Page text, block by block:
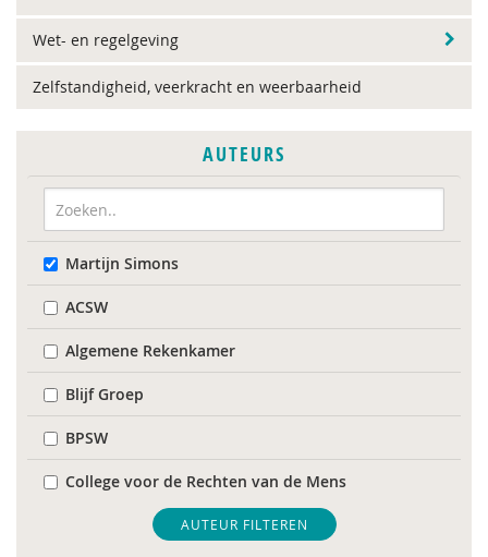
Wet- en regelgeving
Zelfstandigheid, veerkracht en weerbaarheid
AUTEURS
Martijn Simons
ACSW
Algemene Rekenkamer
Blijf Groep
BPSW
College voor de Rechten van de Mens
De Raad voor Volksgezondheid & Samenleving
AUTEUR FILTEREN